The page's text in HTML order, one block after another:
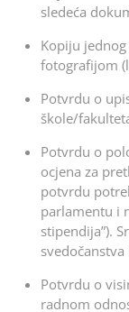
sledeća
Kopiju
fotografijom
Potvrdu o
škole/
Potvrdu o
ocjena za
potvrdu
parlamentu i
stipendija”).
Potvrdu o
radnom